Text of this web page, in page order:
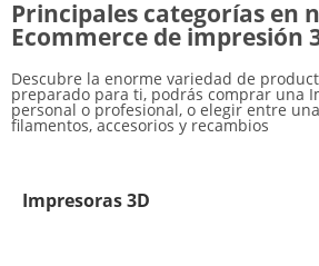
Principales categorías en
Ecommerce de impresión
Descubre la enorme variedad de
preparado para ti, podrás comprar una
personal o profesional, o elegir entre
filamentos, accesorios y recambios
Impresoras 3D